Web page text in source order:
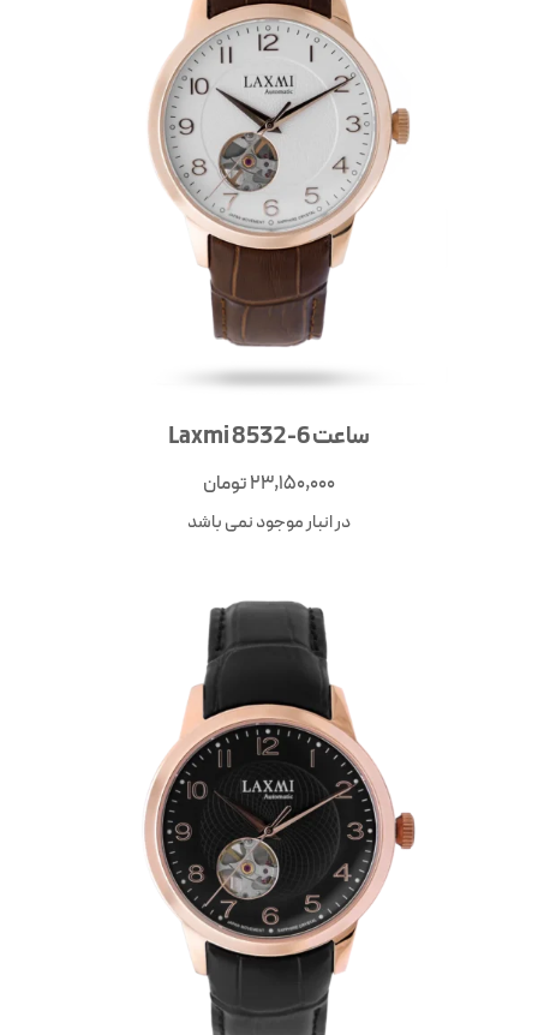
ساعت Laxmi 8532-6
23,150,000تومان
در انبار موجود نمی باشد